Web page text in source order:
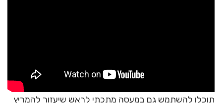
תוכלו להשתמש גם במעסה מתכתי לראש שיעזור להמריץ